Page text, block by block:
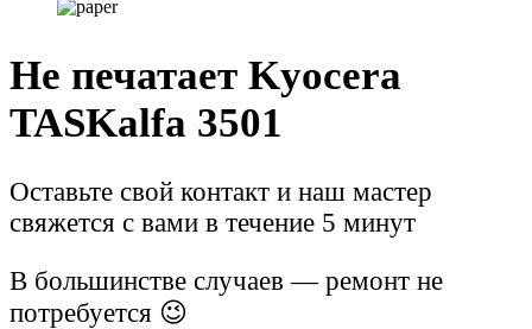
Не печатает Kyocera
TASKalfa 3501
Оставьте свой контакт и наш мастер
свяжется с вами в течение 5 минут
В большинстве случаев — ремонт не
потребуется 😉